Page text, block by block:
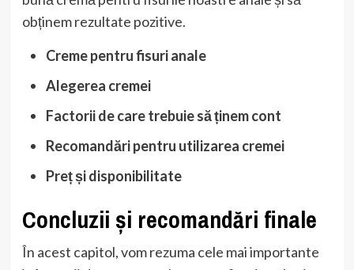
obținem rezultate pozitive.
Creme pentru fisuri anale
Alegerea cremei
Factorii de care trebuie să ținem cont
Recomandări pentru utilizarea cremei
Preț și disponibilitate
Concluzii și recomandări finale
În acest capitol, vom rezuma cele mai importante